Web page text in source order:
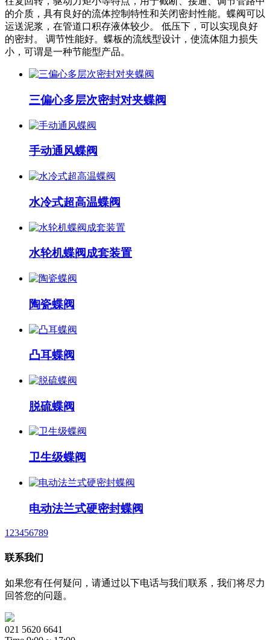
的介质，具有良好的流体控制特性和关闭密封性能。蝶阀可以
运送泥浆，在管道口积存液体较少。 低压下，可以实现良好
的密封。 调节性能好。蝶板的流线型设计，使流体阻力损失
小，可谓是一种节能型产品。
三偏心多层次密封对夹蝶阀
手动通风蝶阀
水冷式超高温蝶阀
水轮机蝶阀成套装置
陶瓷蝶阀
凸耳蝶阀
脱硫蝶阀
卫生级蝶阀
电动法兰式硬密封蝶阀
1 23456789
联系我们
如果您有任何疑问，请通过以下电话与我们联系，我们将尽力
回答您的问题。
021 5620 6641